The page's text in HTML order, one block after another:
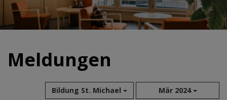
Meldungen
Bildung St. Michael Mär 2024